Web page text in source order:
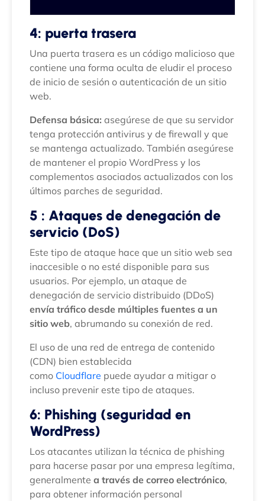
4: puerta trasera
Una puerta trasera es un código malicioso que
contiene una forma oculta de eludir el proceso
de inicio de sesión o autenticación de un sitio
web.
Defensa básica: asegúrese de que su servidor
tenga protección antivirus y de firewall y que
se mantenga actualizado. También asegúrese
de mantener el propio WordPress y los
complementos asociados actualizados con los
últimos parches de seguridad.
5 : Ataques de denegación de
servicio (DoS)
Este tipo de ataque hace que un sitio web sea
inaccesible o no esté disponible para sus
usuarios. Por ejemplo, un ataque de
denegación de servicio distribuido (DDoS)
envía tráfico desde múltiples fuentes a un
sitio web, abrumando su conexión de red.
El uso de una red de entrega de contenido
(CDN) bien establecida
como Cloudflare puede ayudar a mitigar o
incluso prevenir este tipo de ataques.
6: Phishing (seguridad en
WordPress)
Los atacantes utilizan la técnica de phishing
para hacerse pasar por una empresa legítima,
generalmente a través de correo electrónico,
para obtener información personal